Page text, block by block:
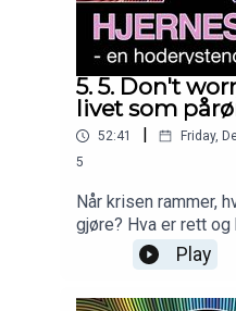
5. 5. Don't
livet som
52:41 Friday,
5
Når krisen rammer,
gjøre? Hva er rett
Play